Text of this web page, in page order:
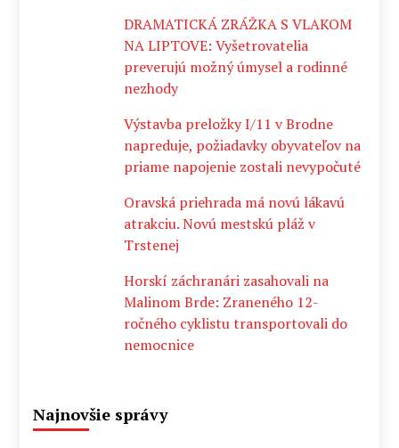
DRAMATICKÁ ZRÁŽKA S VLAKOM
NA LIPTOVE: Vyšetrovatelia
preverujú možný úmysel a rodinné
nezhody
Výstavba preložky I/11 v Brodne
napreduje, požiadavky obyvateľov na
priame napojenie zostali nevypočuté
Oravská priehrada má novú lákavú
atrakciu. Novú mestskú pláž v
Trstenej
Horskí záchranári zasahovali na
Malinom Brde: Zraneného 12-
ročného cyklistu transportovali do
nemocnice
Najnovšie správy